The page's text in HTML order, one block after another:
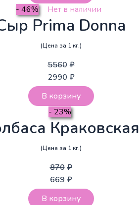
- 46%
Нет в наличии
Prima Donna
(Цена за 1 кг.)
5560 ₽
2990 ₽
В корзину
- 23%
Краковская
(Цена за 1 кг.)
870 ₽
669 ₽
В корзину